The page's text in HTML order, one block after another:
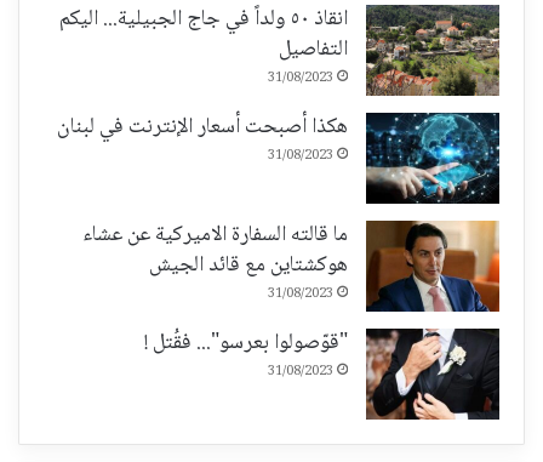
انقاذ ٥٠ ولداً في جاج الجبيلية... اليكم
التفاصيل
31/08/2023
هكذا أصبحت أسعار الإنترنت في لبنان
31/08/2023
ما قالته السفارة الاميركية عن عشاء
هوكشتاين مع قائد الجيش
31/08/2023
"قوّصولوا بعرسو"... فقُتل !
31/08/2023